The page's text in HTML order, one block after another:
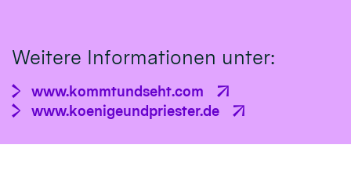
Weitere Informationen unter:
www.kommtundseht.com
www.koenigeundpriester.de